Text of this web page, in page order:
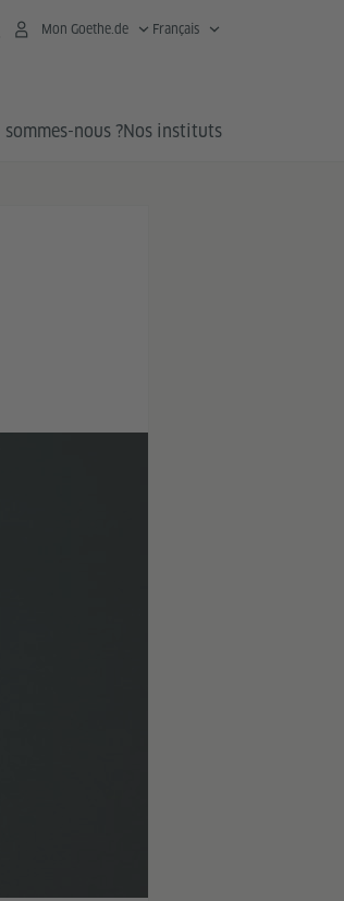
Mon Goethe.de Français
sommes-nous ?Nos instituts